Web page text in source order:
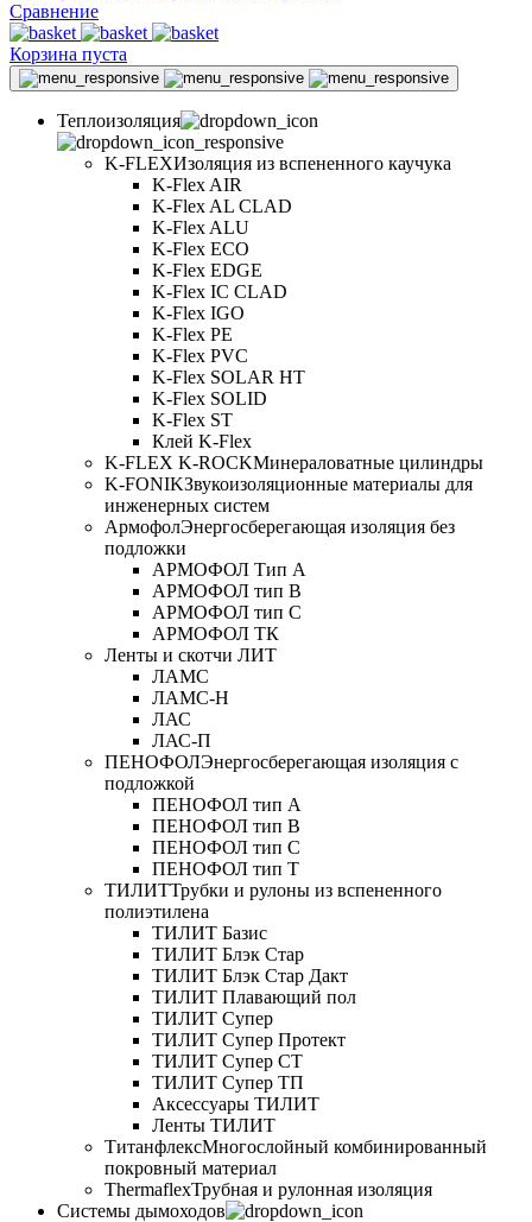
Сравнение
Корзина пуста
Теплоизоляция
K-FLEXИзоляция из вспененного каучука
K-Flex AIR
K-Flex AL CLAD
K-Flex ALU
K-Flex ECO
K-Flex EDGE
K-Flex IC CLAD
K-Flex IGO
K-Flex PE
K-Flex PVC
K-Flex SOLAR HT
K-Flex SOLID
K-Flex ST
Клей K-Flex
K-FLEX K-ROCKМинераловатные цилиндры
K-FONIKЗвукоизоляционные материалы для
инженерных систем
АрмофолЭнергосберегающая изоляция без
подложки
АРМОФОЛ Тип А
АРМОФОЛ тип В
АРМОФОЛ тип C
АРМОФОЛ ТК
Ленты и скотчи ЛИТ
ЛАМС
ЛАМС-Н
ЛАС
ЛАС-П
ПЕНОФОЛЭнергосберегающая изоляция с
подложкой
ПЕНОФОЛ тип А
ПЕНОФОЛ тип B
ПЕНОФОЛ тип C
ПЕНОФОЛ тип T
ТИЛИТТрубки и рулоны из вспененного
полиэтилена
ТИЛИТ Базис
ТИЛИТ Блэк Стар
ТИЛИТ Блэк Стар Дакт
ТИЛИТ Плавающий пол
ТИЛИТ Супер
ТИЛИТ Супер Протект
ТИЛИТ Супер СТ
ТИЛИТ Супер ТП
Аксессуары ТИЛИТ
Ленты ТИЛИТ
ТитанфлексМногослойный комбинированный
покровный материал
ThermaflexТрубная и рулонная изоляция
Cистемы дымоходов